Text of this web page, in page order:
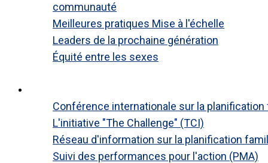
communauté
Meilleures pratiques Mise à l'échelle
Leaders de la prochaine génération
Équité entre les sexes
Conférence internationale sur la planification
L'initiative "The Challenge" (TCI)
Réseau d'information sur la planification
Suivi des performances pour l'action (PMA)